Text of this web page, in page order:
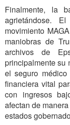
Finalmente, la
agrietándose.
movimiento
maniobras de
archivos de
principalmente su
el seguro
financiera vital
con ingresos
afectan de
estados